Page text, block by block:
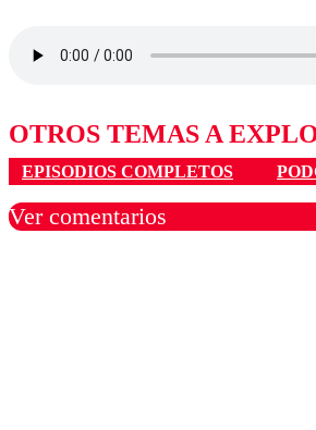
OTROS TEMAS A
EPISODIOS COMPLETOS
Ver comentarios